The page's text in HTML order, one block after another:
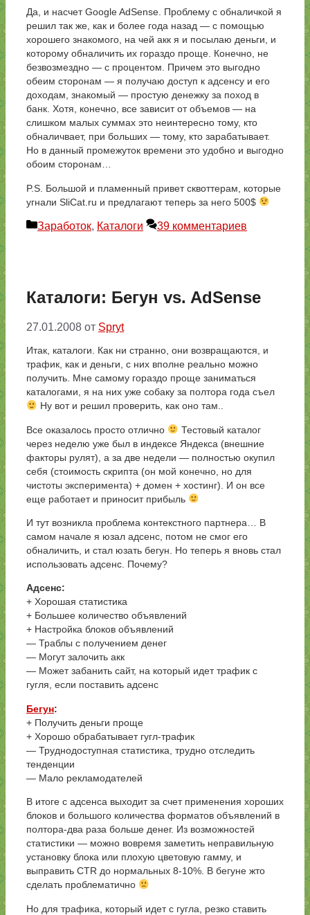
Да, и насчет Google AdSense. Проблему с обналичкой я
решил так же, как и более года назад — с помощью
хорошего знакомого, на чей акк я и посылаю деньги, и
которому обналичить их гораздо проще. Конечно, не
безвозмездно — с процентом. Причем это выгодно
обеим сторонам — я получаю доступ к адсенсу и его
доходам, знакомый — простую денежку за поход в
банк. Хотя, конечно, все зависит от объемов — на
слишком малых суммах это неинтересно тому, кто
обналичвает, при больших — тому, кто зарабатывает.
Но в данный промежуток времени это удобно и выгодно
обоим сторонам…
P.S. Большой и пламенный привет сквоттерам, которые
угнали SliCat.ru и предлагают теперь за него 500$
Рубрики
Заработок, Каталоги 39 комментариев
Каталоги: Бегун vs. AdSense
27.01.2008 от Spryt
Итак, каталоги. Как ни странно, они возвращаются, и
трафик, как и деньги, с них вполне реально можно
получить. Мне самому гораздо проще заниматься
каталогами, я на них уже собаку за полтора года съел
Ну вот и решил проверить, как оно там..
Все оказалось просто отлично
Тестовый каталог
через неделю уже был в индексе Яндекса (внешние
факторы рулят), а за две недели — полностью окупил
себя (стоимость скрипта (он мой конечно, но для
чистоты эксперимента) + домен + хостинг). И он все
еще работает и приносит прибыль
И тут возникла проблема контекстного партнера… В
самом начале я юзал адсенс, потом не смог его
обналичить, и стал юзать бегун. Но теперь я вновь стал
использовать адсенс. Почему?
Адсенс:
+ Хорошая статистика
+ Большее количество объявлений
+ Настройка блоков объявлений
— Траблы с получением денег
— Могут залочить акк
— Может забанить сайт, на который идет трафик с
гугля, если поставить адсенс
Бегун:
+ Получить деньги проще
+ Хорошо обрабатывает гугл-трафик
— Труднодоступная статистика, трудно отследить
тенденции
— Мало рекламодателей
В итоге с адсенса выходит за счет применения хороших
блоков и большого количества форматов объявлений в
полтора-два раза больше денег. Из возможностей
статистики — можно вовремя заметить неправильную
установку блока или плохую цветовую гамму, и
выправить CTR до нормальных 8-10%. В бегуне жто
сделать проблематично
Но для трафика, который идет с гугла, резко ставить